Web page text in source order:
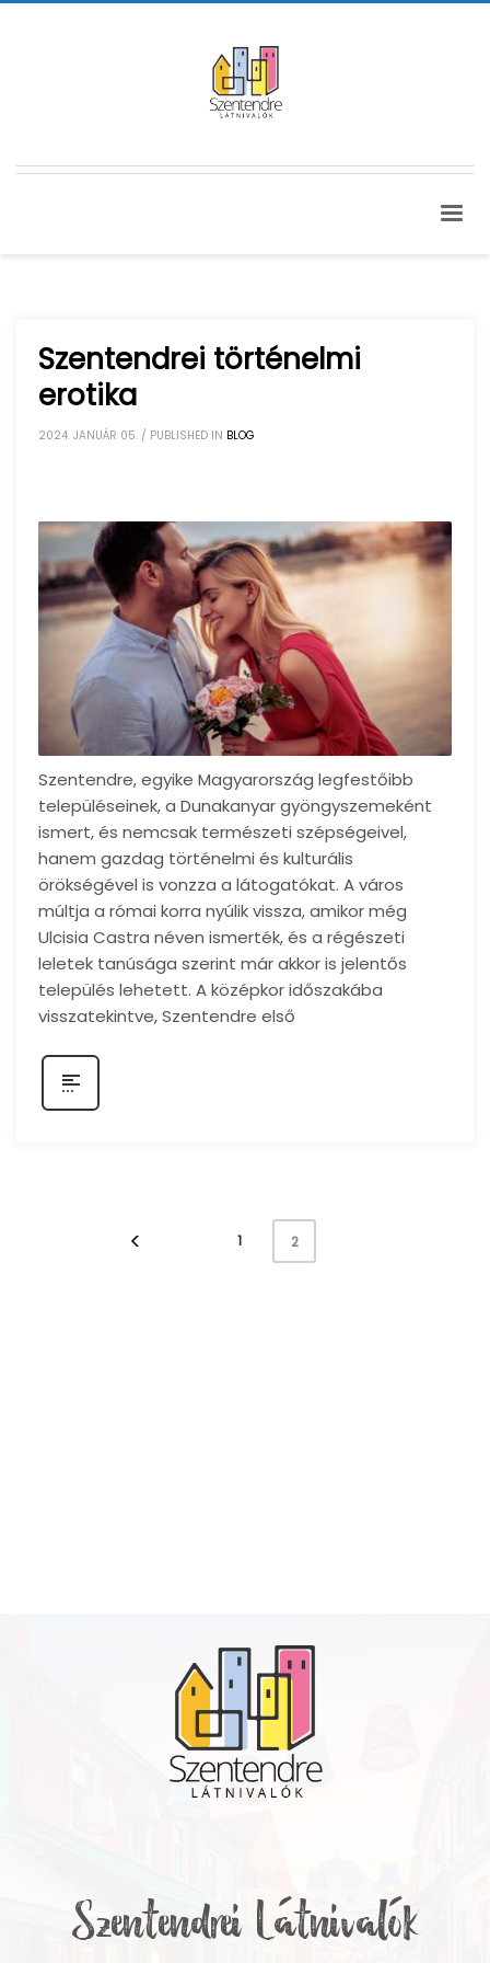
Szentendrei történelmi
erotika
2024. JANUÁR 05. / PUBLISHED IN BLOG
Szentendre, egyike Magyarország legfestőibb
településeinek, a Dunakanyar gyöngyszemeként
ismert, és nemcsak természeti szépségeivel,
hanem gazdag történelmi és kulturális
örökségével is vonzza a látogatókat. A város
múltja a római korra nyúlik vissza, amikor még
Ulcisia Castra néven ismerték, és a régészeti
leletek tanúsága szerint már akkor is jelentős
település lehetett. A középkor időszakába
visszatekintve, Szentendre első
1 2
Szentendrei Látnivalók